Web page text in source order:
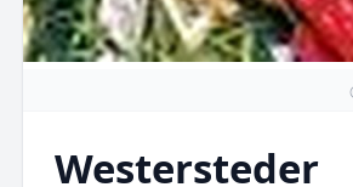
Westersteder